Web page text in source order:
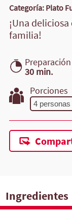
Categoría: Plato
¡Una
familia!
Preparación
30 min.
Porciones
Ingredientes